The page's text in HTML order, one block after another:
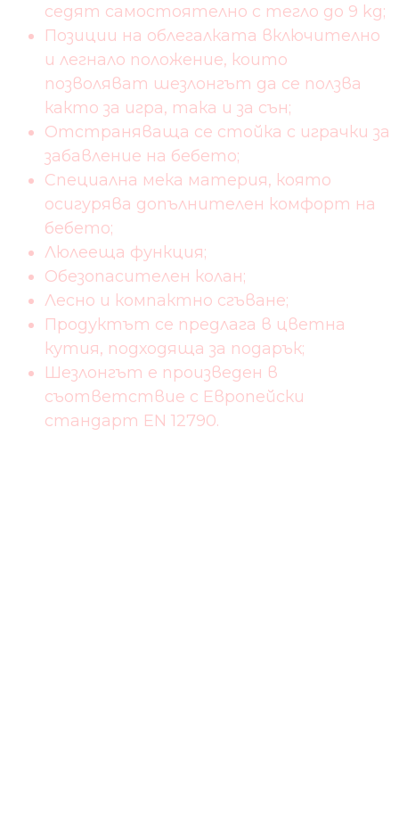
седят самостоятелно с тегло до 9 kg;
Позиции на облегалката включително
и легнало положение, които
позволяват шезлонгът да се ползва
както за игра, така и за сън;
Отстраняваща се стойка с играчки за
забавление на бебето;
Специална мека материя, която
осигурява допълнителен комфорт на
бебето;
Люлееща функция;
Обезопасителен колан;
Лесно и компактно сгъване;
Продуктът се предлага в цветна
кутия, подходяща за подарък;
Шезлонгът е произведен в
съответствие с Европейски
стандарт EN 12790.